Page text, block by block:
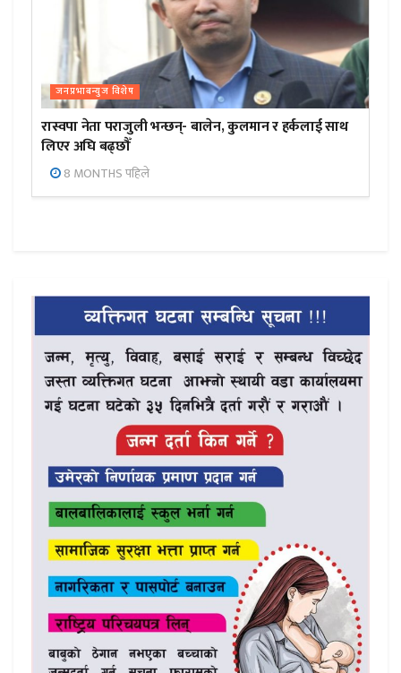
जनप्रभाबन्युज विशेष
रास्वपा नेता पराजुली भन्छन्- बालेन, कुलमान र हर्कलाई साथ
लिएर अघि बढ्छौँ
8 MONTHS पहिले